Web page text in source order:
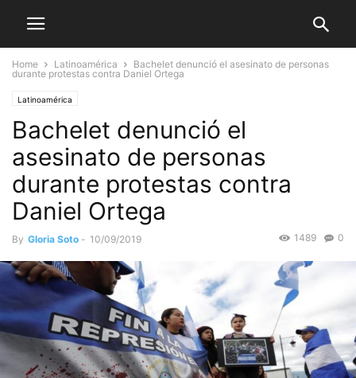
Home Latinoamérica
Bachelet denunció el asesinato de personas
durante protestas contra Daniel Ortega
Latinoamérica
Bachelet denunció el
asesinato de personas
durante protestas contra
Daniel Ortega
By Gloria Soto - 10/09/2019 0
1489